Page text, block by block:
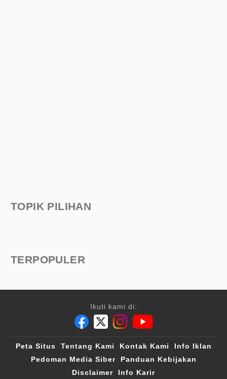
TOPIK PILIHAN
TERPOPULER
Ikuti kami di:
Peta Situs Tentang Kami Kontak Kami
Info Iklan
Pedoman Media Siber
Panduan Kebijakan
Disclaimer
Info Karir